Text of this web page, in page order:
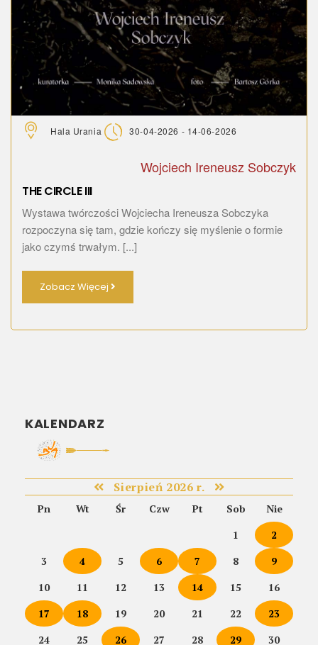
Hala Urania 30-04-2026 - 14-06-2026
Wojciech Ireneusz Sobczyk
THE CIRCLE III
Wystawa twórczości Wojciecha Ireneusza Sobczyka
rozpoczyna się tam, gdzie kończy się myślenie o formie
jako czymś trwałym. [...]
Zobacz Więcej
KALENDARZ
Sierpień 2026 r.
Pn Wt Śr Czw Pt Sob
Nie
1
2
3
4 5 6 7 8
9
10
11 12 13 14 15
16
17
18 19 20 21 22
23
24
25 26 27 28 29 30